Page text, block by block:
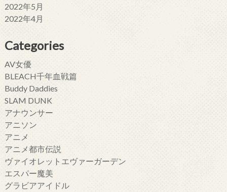
2022年5月
2022年4月
Categories
AV女優
BLEACH千年血戦篇
Buddy Daddies
SLAM DUNK
アナウンサー
アニソン
アニメ
アニメ都市伝説
ヴァイオレットエヴァーガーデン
エスパー魔美
グラビアアイドル